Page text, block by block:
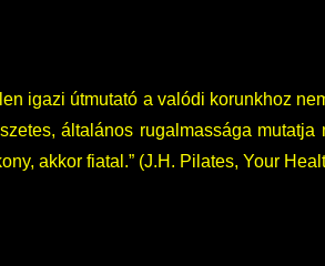
igazi útmutató a valódi korunkhoz
általános rugalmassága
akkor fiatal.” (J.H. Pilates, Your